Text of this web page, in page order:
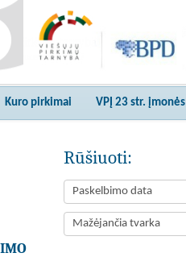
Kuro pirkimai VPĮ 23 str. įmonės
Rūšiuoti: